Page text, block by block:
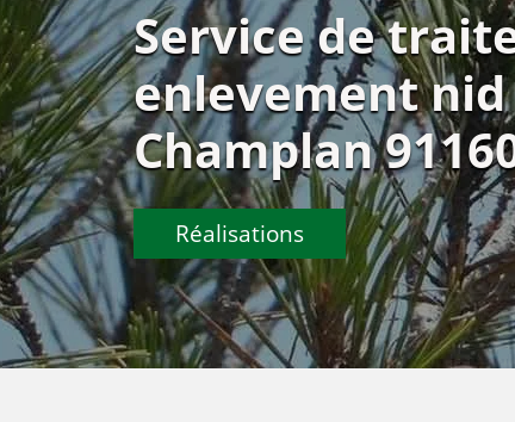
Service de
enlevement
Champlan
Réalisations